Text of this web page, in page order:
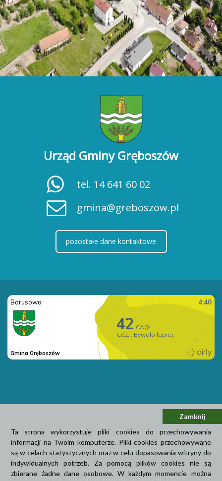
Urząd Gminy Gręboszów
tel. 14 641 60 02
gmina@greboszow.pl
pozostałe dane kontaktowe
Polityka prywatności
Ta strona wykorzystuje pliki cookies do przechowywania
informacji na Twoim komputerze. Pliki cookies przechowywane
są w celach statystycznych oraz w celu dopasowania witryny do
indywidualnych potrzeb. Za pomocą plików cookies nie są
zbierane żadne dane osobowe. W każdym momencie można
Zamknij